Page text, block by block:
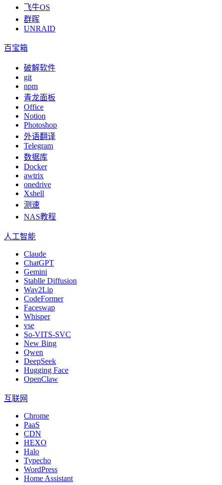
飞牛OS
群晖
UNRAID
百宝箱
破解软件
git
npm
青龙面板
Office
Notion
Photoshop
外语翻译
Telegram
数据库
Docker
awtrix
onedrive
Xshell
测速
NAS教程
人工智能
Claude
ChatGPT
Gemini
Stablle Diffusion
Wav2Lip
CodeFormer
Faceswap
Whisper
vse
So-VITS-SVC
New Bing
Qwen
DeepSeek
Hugging Face
OpenClaw
互联网
Chrome
PaaS
CDN
HEXO
Halo
Typecho
WordPress
Home Assistant